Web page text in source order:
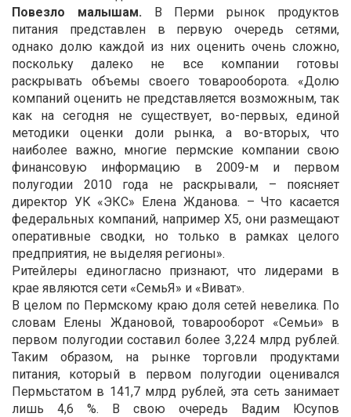
Повезло малышам. В Перми рынок продуктов
питания представлен в первую очередь сетями,
однако долю каждой из них оценить очень сложно,
поскольку далеко не все компании готовы
раскрывать объемы своего товарооборота. «Долю
компаний оценить не представляется возможным, так
как на сегодня не существует, во-первых, единой
методики оценки доли рынка, а во-вторых, что
наиболее важно, многие пермские компании свою
финансовую информацию в 2009-м и первом
полугодии 2010 года не раскрывали, – поясняет
директор УК «ЭКС» Елена Жданова. – Что касается
федеральных компаний, например Х5, они размещают
оперативные сводки, но только в рамках целого
предприятия, не выделяя регионы».
Ритейлеры единогласно признают, что лидерами в
крае являются сети «СемьЯ» и «Виват».
В целом по Пермскому краю доля сетей невелика. По
словам Елены Ждановой, товарооборот «Семьи» в
первом полугодии составил более 3,224 млрд рублей.
Таким образом, на рынке торговли продуктами
питания, который в первом полугодии оценивался
Пермьстатом в 141,7 млрд рублей, эта сеть занимает
лишь 4,6 %. В свою очередь Вадим Юсупов